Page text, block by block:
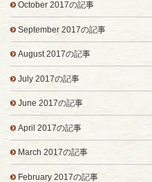
October 2017の記事
September 2017の記事
August 2017の記事
July 2017の記事
June 2017の記事
April 2017の記事
March 2017の記事
February 2017の記事